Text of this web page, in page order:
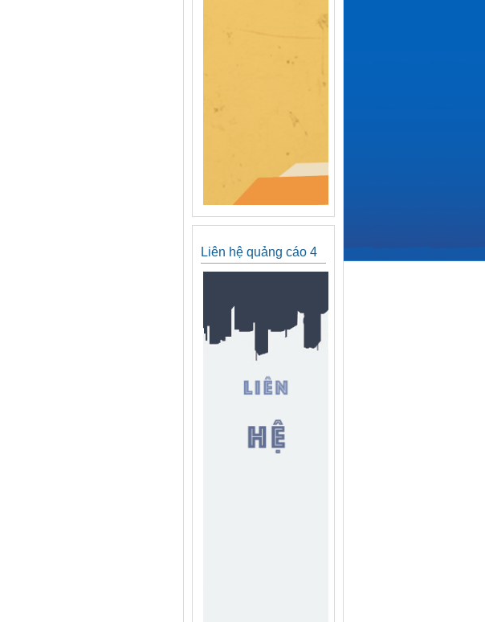
Liên hệ quảng cáo 4